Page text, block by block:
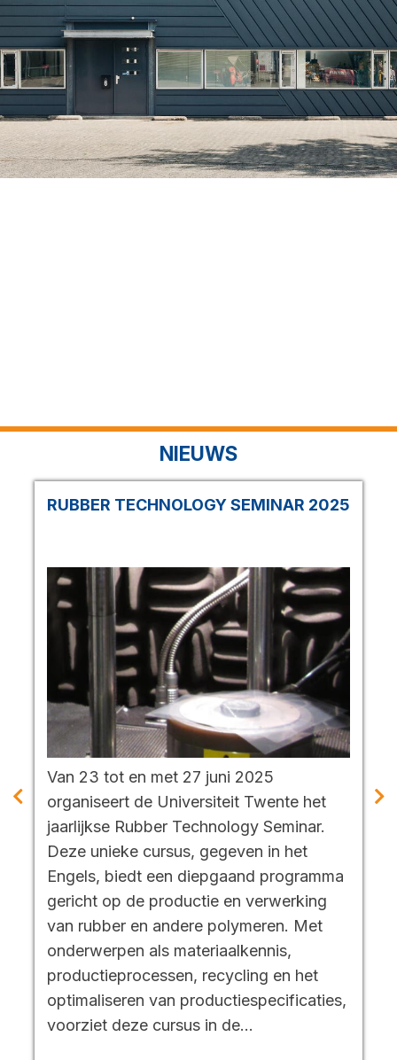
productie tegen een concurrerende prijs.
Meer info
NIEUWS
RUBBER TECHNOLOGY SEMINAR 2025
Van 23 tot en met 27 juni 2025
organiseert de Universiteit Twente het
jaarlijkse Rubber Technology Seminar.
Deze unieke cursus, gegeven in het
Engels, biedt een diepgaand programma
gericht op de productie en verwerking
van rubber en andere polymeren. Met
onderwerpen als materiaalkennis,
productieprocessen, recycling en het
optimaliseren van productiespecificaties,
voorziet deze cursus in de…